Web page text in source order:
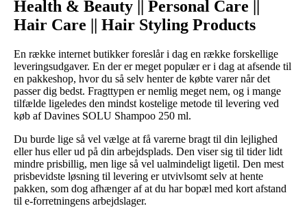
Health & Beauty || Personal Care ||
Hair Care || Hair Styling Products
En række internet butikker foreslår i dag en række forskellige
leveringsudgaver. En der er meget populær er i dag at afsende til
en pakkeshop, hvor du så selv henter de købte varer når det
passer dig bedst. Fragttypen er nemlig meget nem, og i mange
tilfælde ligeledes den mindst kostelige metode til levering ved
køb af Davines SOLU Shampoo 250 ml.
Du burde lige så vel vælge at få varerne bragt til din lejlighed
eller hus eller ud på din arbejdsplads. Den viser sig til tider lidt
mindre prisbillig, men lige så vel ualmindeligt ligetil. Den mest
prisbevidste løsning til levering er utvivlsomt selv at hente
pakken, som dog afhænger af at du har bopæl med kort afstand
til e-forretningens arbejdslager.